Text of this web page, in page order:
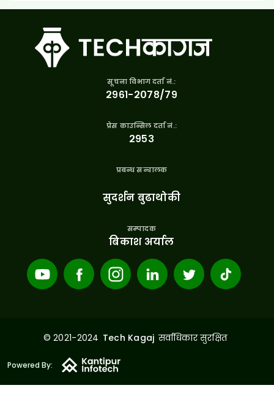
सूचना विभाग दर्ता नं.:
२९६१-२०७८/७९
प्रेस काउन्सिल दर्ता नं.:
२९५३
प्रबन्ध सन्चालक
सुदर्शन बुढाथोकी
सम्पादक
बिकाश अर्याल
© 2021-2024 Tech Kagaj सर्वाधिकार सुरक्षित
Powered By: